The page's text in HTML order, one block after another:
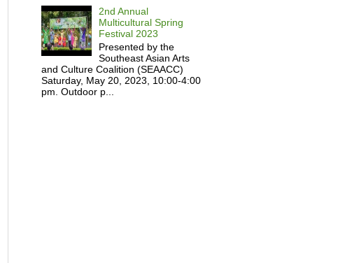
2nd Annual
Multicultural Spring
Festival 2023
Presented by the
Southeast Asian Arts
and Culture Coalition (SEAACC)
Saturday, May 20, 2023, 10:00-4:00
pm. Outdoor p...